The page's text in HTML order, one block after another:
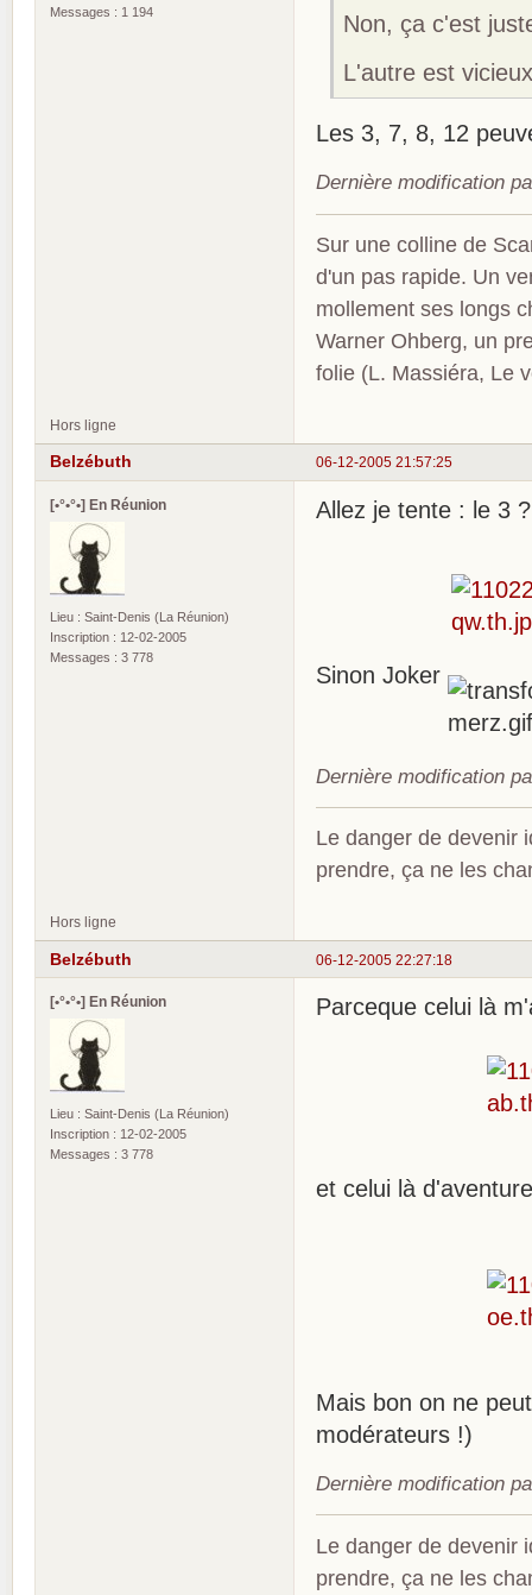
Messages : 1 194
Non, ça c'est
L'autre est
Les 3, 7, 8, 12
Dernière modification
Sur une colline de
d'un pas rapide. Un
mollement ses longs
Warner Ohberg, un
folie (L. Massiéra, Le
Hors ligne
06-12-2005 21:57:25
Belzébuth
[•°•°•] En Réunion
Lieu : Saint-Denis (La Réunion)
Inscription : 12-02-2005
Messages : 3 778
Allez je tente : le 3 ?
Sinon Joker
Dernière modification
Le danger de devenir
prendre, ça ne les
Hors ligne
06-12-2005 22:27:18
Belzébuth
[•°•°•] En Réunion
Lieu : Saint-Denis (La Réunion)
Inscription : 12-02-2005
Messages : 3 778
Parceque celui là
et celui là
Mais bon on ne
modérateurs !)
Dernière modification
Le danger de devenir
prendre, ça ne les